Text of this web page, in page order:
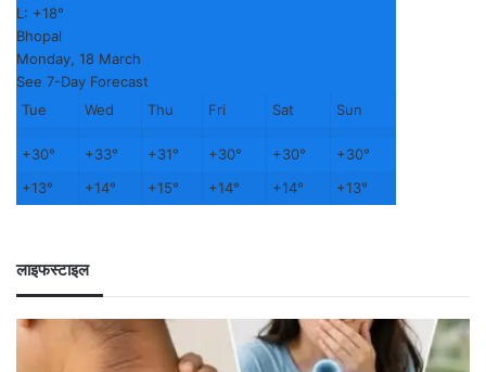
L: +18°
Bhopal
Monday, 18 March
See 7-Day Forecast
Tue
Wed Thu Fri Sat Sun
+30° +33° +31° +30° +30° +30°
+13° +14° +15° +14° +14° +13°
लाइफस्टाइल